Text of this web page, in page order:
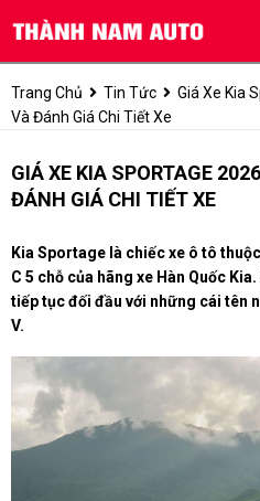
Trang Chủ Tin Tức
Giá Xe Kia
Và Đánh Giá Chi Tiết Xe
GIÁ XE KIA SPORTAGE
ĐÁNH GIÁ CHI TIẾT XE
Kia Sportage là chiếc xe ô tô
C 5 chỗ của hãng xe Hàn Quốc
tiếp tục đối đầu với những cái tên
V.